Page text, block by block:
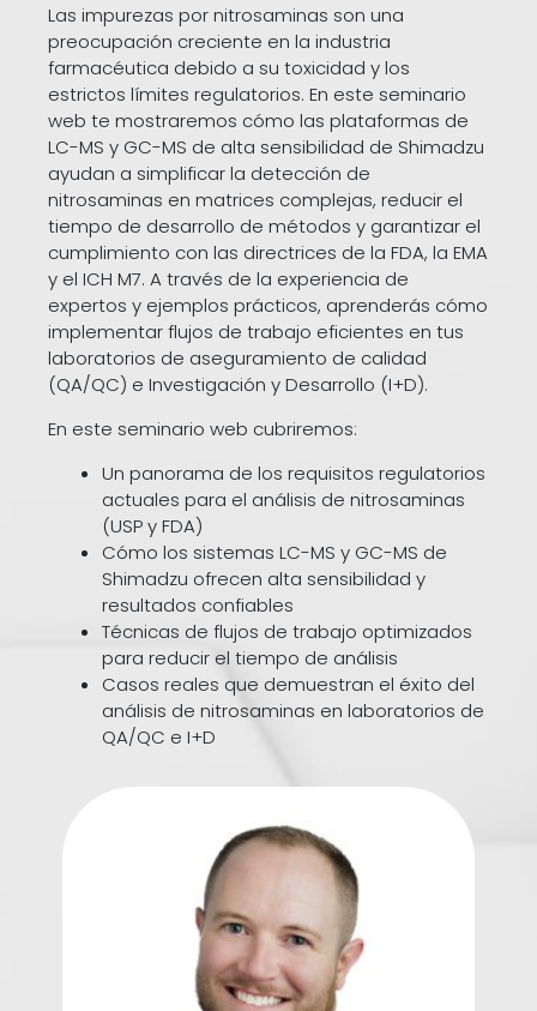
Las impurezas por nitrosaminas son una
preocupación creciente en la industria
farmacéutica debido a su toxicidad y los
estrictos límites regulatorios. En este seminario
web te mostraremos cómo las plataformas de
LC-MS y GC-MS de alta sensibilidad de Shimadzu
ayudan a simplificar la detección de
nitrosaminas en matrices complejas, reducir el
tiempo de desarrollo de métodos y garantizar el
cumplimiento con las directrices de la FDA, la EMA
y el ICH M7. A través de la experiencia de
expertos y ejemplos prácticos, aprenderás cómo
implementar flujos de trabajo eficientes en tus
laboratorios de aseguramiento de calidad
(QA/QC) e Investigación y Desarrollo (I+D).
En este seminario web cubriremos:
Un panorama de los requisitos regulatorios
actuales para el análisis de nitrosaminas
(USP y FDA)
Cómo los sistemas LC-MS y GC-MS de
Shimadzu ofrecen alta sensibilidad y
resultados confiables
Técnicas de flujos de trabajo optimizados
para reducir el tiempo de análisis
Casos reales que demuestran el éxito del
análisis de nitrosaminas en laboratorios de
QA/QC e I+D